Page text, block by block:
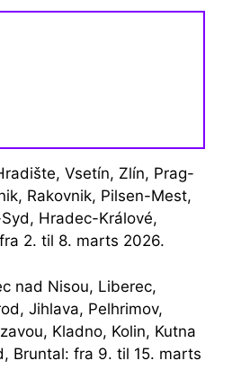
Vsetín, Zlín, Prag-
Rakovnik, Pilsen-Mest,
Hradec-Králové,
2. til 8. marts 2026.
nad Nisou, Liberec,
Jihlava, Pelhrimov,
Kladno, Kolin, Kutna
Bruntal: fra 9. til 15. marts